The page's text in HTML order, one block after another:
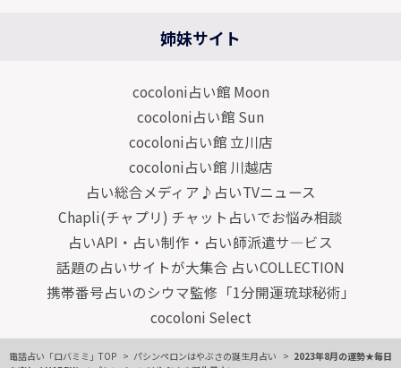
姉妹サイト
cocoloni占い館 Moon
cocoloni占い館 Sun
cocoloni占い館 立川店
cocoloni占い館 川越店
占い総合メディア♪占いTVニュース
Chapli(チャプリ) チャット占いでお悩み相談
占いAPI・占い制作・占い師派遣サ―ビス
話題の占いサイトが大集合 占いCOLLECTION
携帯番号占いのシウマ監修「1分開運琉球秘術」
cocoloni Select
電話占い「ロバミミ」TOP パシンペロンはやぶさの誕生月占い
2023年8月の運勢★毎日